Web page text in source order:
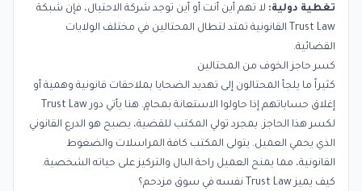
تغطية دولية: لا تهم أين أنت أو أين توجد شركة الاحتيال، فإن شبكة
Trust Law القانونية تمتد لتطال المحتالين في مختلف الولايات
القضائية.
كسر حاجز الخوف من المحتالين
كثيراً ما يلجأ المحتالون إلى تهديد الضحايا بملاحقات قانونية وهمية أو
إغلاق حساباتهم إذا حاولوا الاستعانة بمحامٍ. هنا يأتي دور Trust Law
لكسر هذا الحاجز. بمجرد تولي المكتب للقضية، يصبح هو الدرع القانوني
الذي يحمي العميل. يتولى المكتب كافة المراسلات والضغوط
القانونية، مما يمنح العميل راحة البال والتركيز على حياته الشخصية.
كيف يميز Trust Law نفسه في سوق مزدحم؟